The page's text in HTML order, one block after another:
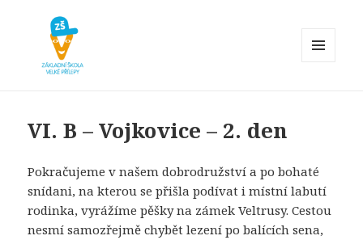
VI. B – Vojkovice – 2. den
Pokračujeme v našem dobrodružství a po bohaté
snídani, na kterou se přišla podívat i místní labutí
rodinka, vyrážíme pěšky na zámek Veltrusy. Cestou
nesmí samozřejmě chybět lezení po balících sena,